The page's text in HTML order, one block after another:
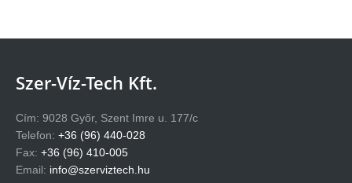
Szer-Víz-Tech Kft.
Cím: 9028 Győr, Szent Imre u. 177/c
Telefon: +36 (96) 440-028
Fax: +36 (96) 410-005
Email: info@szerviztech.hu